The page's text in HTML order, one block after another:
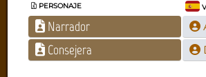
PERSONAJE
Narrador
Consejera